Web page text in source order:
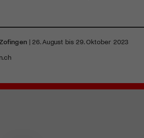
| 26. August bis 29. Oktober 2023